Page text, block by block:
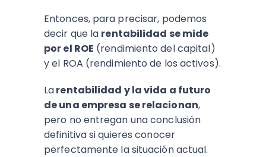
Entonces, para precisar, podemos
decir que la rentabilidad se mide
por el ROE (rendimiento del capital)
y el ROA (rendimiento de los activos).
Larentabilidad y la vida a futuro
de una empresa se relacionan,
pero no entregan una conclusión
definitiva si quieres conocer
perfectamente la situación actual.